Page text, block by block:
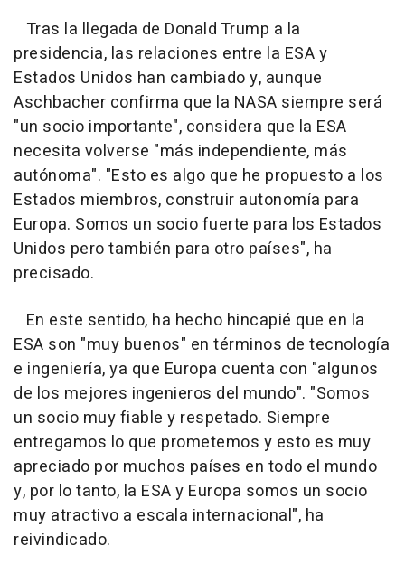
Tras la llegada de Donald Trump a la
presidencia, las relaciones entre la ESA y
Estados Unidos han cambiado y, aunque
Aschbacher confirma que la NASA siempre será
"un socio importante", considera que la ESA
necesita volverse "más independiente, más
autónoma". "Esto es algo que he propuesto a los
Estados miembros, construir autonomía para
Europa. Somos un socio fuerte para los Estados
Unidos pero también para otro países", ha
precisado.
En este sentido, ha hecho hincapié que en la
ESA son "muy buenos" en términos de tecnología
e ingeniería, ya que Europa cuenta con "algunos
de los mejores ingenieros del mundo". "Somos
un socio muy fiable y respetado. Siempre
entregamos lo que prometemos y esto es muy
apreciado por muchos países en todo el mundo
y, por lo tanto, la ESA y Europa somos un socio
muy atractivo a escala internacional", ha
reivindicado.